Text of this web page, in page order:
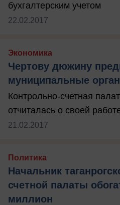
бухгалтерским учетом
22.02.2017
Экономика
Чертову дюжину
муниципальные
Контрольно-счетная
отчиталась о своей
21.02.2017
Политика
Начальник
счетной палаты
миллион